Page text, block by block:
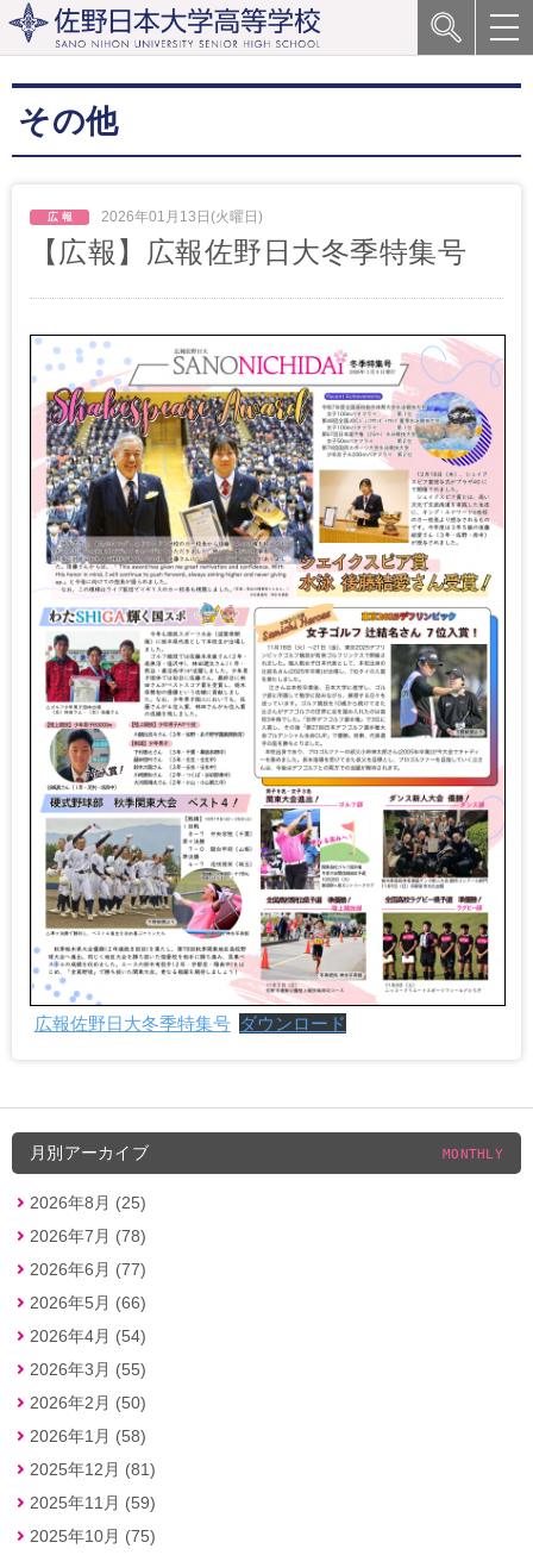
その他
2026年01月13日(火曜日)
【広報】広報佐野日大冬季特集号
広報佐野日大冬季特集号 ダウンロード
月別アーカイブ MONTHLY
2026年8月 (25)
2026年7月 (78)
2026年6月 (77)
2026年5月 (66)
2026年4月 (54)
2026年3月 (55)
2026年2月 (50)
2026年1月 (58)
2025年12月 (81)
2025年11月 (59)
2025年10月 (75)